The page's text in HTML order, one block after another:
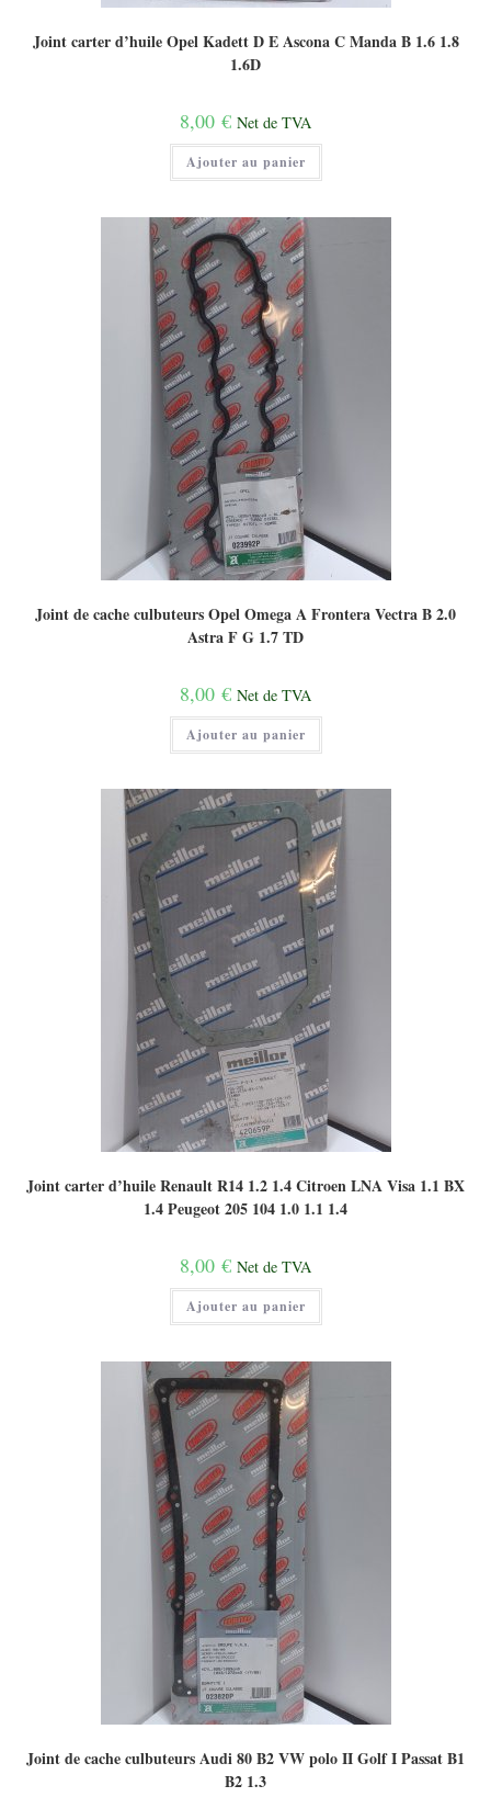
Joint carter d’huile Opel Kadett D E Ascona C Manda B 1.6 1.8
1.6D
8,00 € Net de TVA
Ajouter au panier
Joint de cache culbuteurs Opel Omega A Frontera Vectra B 2.0
Astra F G 1.7 TD
8,00 € Net de TVA
Ajouter au panier
Joint carter d’huile Renault R14 1.2 1.4 Citroen LNA Visa 1.1 BX
1.4 Peugeot 205 104 1.0 1.1 1.4
8,00 € Net de TVA
Ajouter au panier
Joint de cache culbuteurs Audi 80 B2 VW polo II Golf I Passat B1
B2 1.3